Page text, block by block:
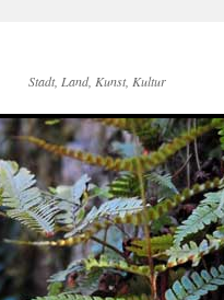
Stadt, Land, Kunst, Kultur